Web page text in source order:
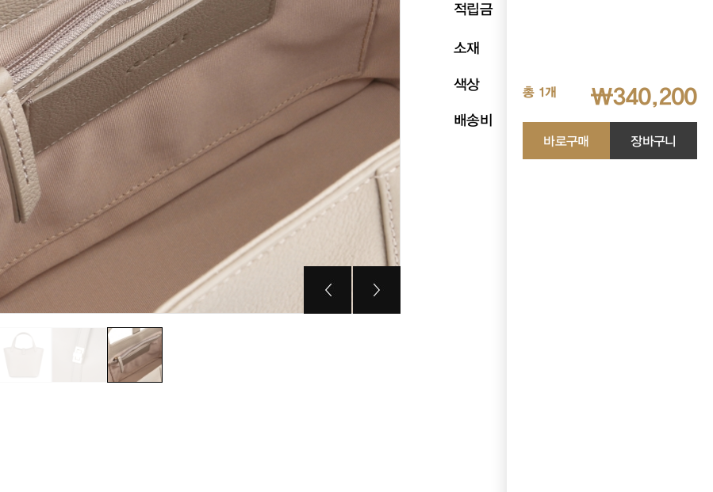
총 1개 ₩340,200
바로구매 장바구니
적립금
소재
색상 모브그레이
배송비 무료배송